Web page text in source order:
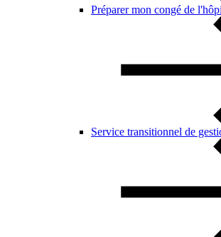
Préparer mon congé de
Service transitionnel de